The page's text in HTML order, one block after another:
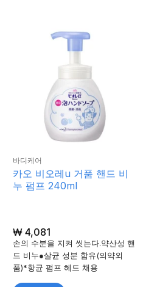
바디케어
카오 비오레u 거품 핸드 비
누 펌프 240ml
₩4,081
손의 수분을 지켜 씻는다.약산성 핸
드 비누●살균 성분 함유(의약외
품)*항균 펌프 헤드 채용